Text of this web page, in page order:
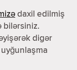
daxil edilmiş
bilərsiniz.
digər